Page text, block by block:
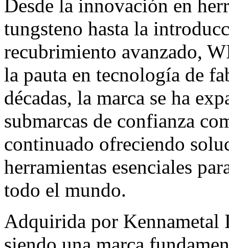
Desde la innovación en
tungsteno hasta la
recubrimiento avanzado,
la pauta en tecnología de
décadas, la marca se ha
submarcas de confianza
continuado ofreciendo
herramientas esenciales
todo el mundo.
Adquirida por